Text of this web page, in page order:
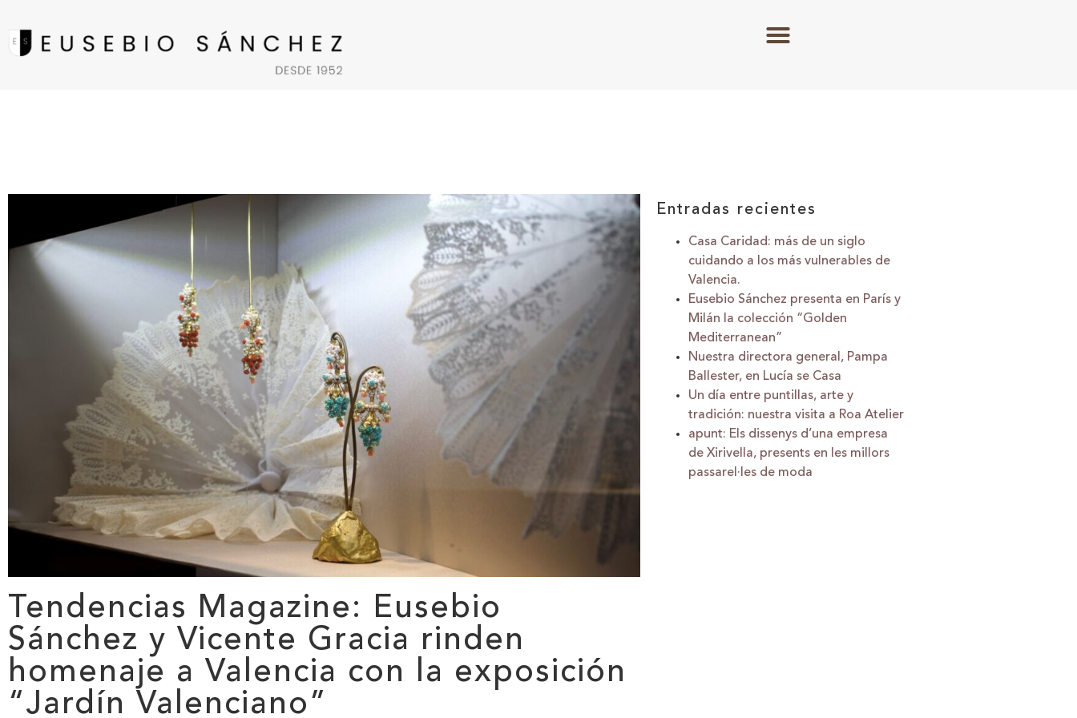
Tendencias Magazine: Eusebio
Sánchez y Vicente Gracia rinden
homenaje a Valencia con la exposición
“Jardín Valenciano”
Entradas recientes
Casa Caridad: más de un siglo
cuidando a los más vulnerables de
Valencia.
Eusebio Sánchez presenta en París y
Milán la colección “Golden
Mediterranean”
Nuestra directora general, Pampa
Ballester, en Lucía se Casa
Un día entre puntillas, arte y
tradición: nuestra visita a Roa Atelier
apunt: Els dissenys d’una empresa
de Xirivella, presents en les millors
passarel·les de moda